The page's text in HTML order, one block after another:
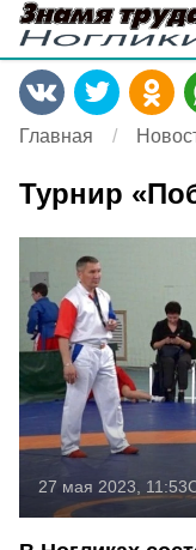
Главная
Турнир
27 мая 2023, 11:53